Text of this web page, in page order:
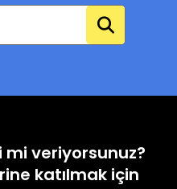
mi veriyorsunuz?
katılmak için